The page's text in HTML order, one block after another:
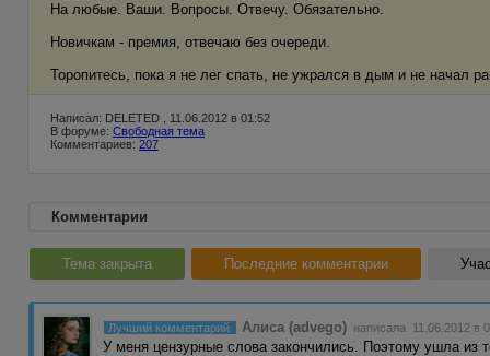
На любые. Ваши. Вопросы. Отвечу. Обязательно.
Новичкам - премия, отвечаю без очереди.
Торопитесь, пока я не лег спать, не ужрался в дым и не начал
Написал: DELETED , 11.06.2012 в 01:52
В форуме: Свободная тема
Комментариев: 207
Комментарии
Тема закрыта Последние комментарии
Лучший комментарий Алиса (advego) написала 11.06.2012 в
У меня цензурные слова закончились. Поэтому ушла из